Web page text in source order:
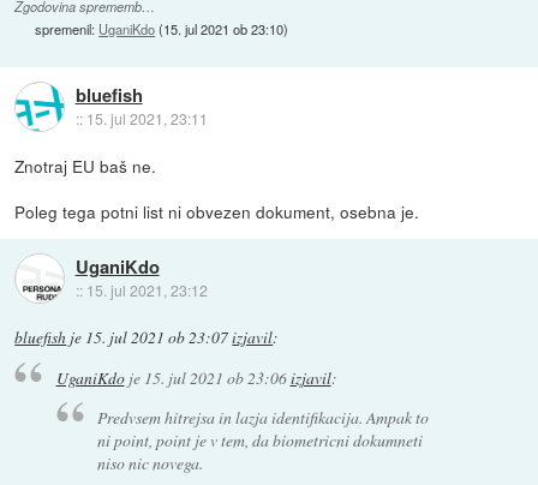
Zgodovina sprememb…
spremenil: UganiKdo(15. jul 2021 ob 23:10)
bluefish
:: 15. jul 2021, 23:11
Znotraj EU baš ne.
Poleg tega potni list ni obvezen dokument, osebna je.
UganiKdo
:: 15. jul 2021, 23:12
bluefish je 15. jul 2021 ob 23:07izjavil:
UganiKdoje 15. jul 2021 ob 23:06izjavil:
Predvsem hitrejsa in lazja identifikacija. Ampak to
ni point, point je v tem, da biometricni dokumneti
niso nic novega.